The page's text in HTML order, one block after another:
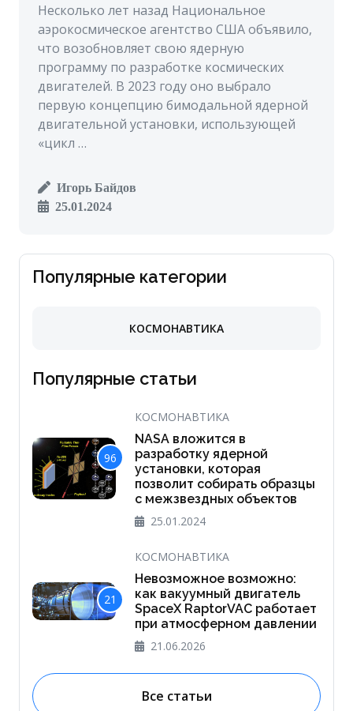
Несколько лет назад Национальное
аэрокосмическое агентство США объявило,
что возобновляет свою ядерную
программу по разработке космических
двигателей. В 2023 году оно выбрало
первую концепцию бимодальной ядерной
двигательной установки, использующей
«цикл …
Игорь Байдов
25.01.2024
Популярные категории
КОСМОНАВТИКА
Популярные статьи
96
КОСМОНАВТИКА
NASA вложится в
разработку ядерной
установки, которая
позволит собирать образцы
с межзвездных объектов
25.01.2024
21
КОСМОНАВТИКА
Невозможное возможно:
как вакуумный двигатель
SpaceX RaptorVAC работает
при атмосферном давлении
21.06.2026
Все статьи